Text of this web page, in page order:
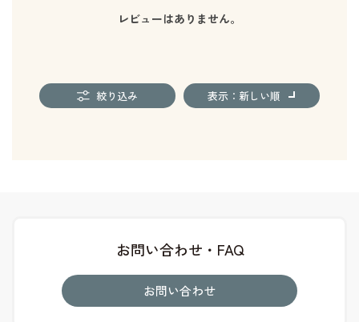
レビューはありません。
絞り込み 表示：新しい順
お問い合わせ・FAQ
お問い合わせ